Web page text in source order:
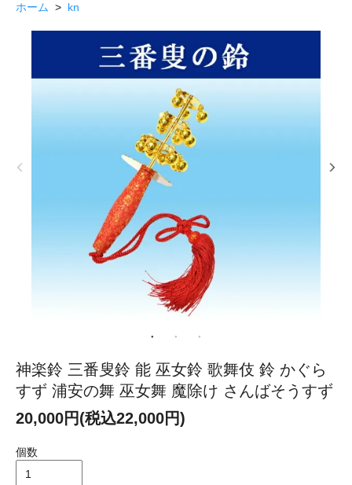
ホーム > kn
神楽鈴 三番叟鈴 能 巫女鈴 歌舞伎 鈴 かぐら
すず 浦安の舞 巫女舞 魔除け さんばそうすず
20,000円(税込22,000円)
個数